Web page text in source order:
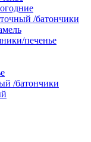
/батончики
печенье
/батончики